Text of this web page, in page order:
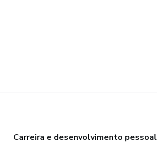
Carreira e desenvolvimento pessoal